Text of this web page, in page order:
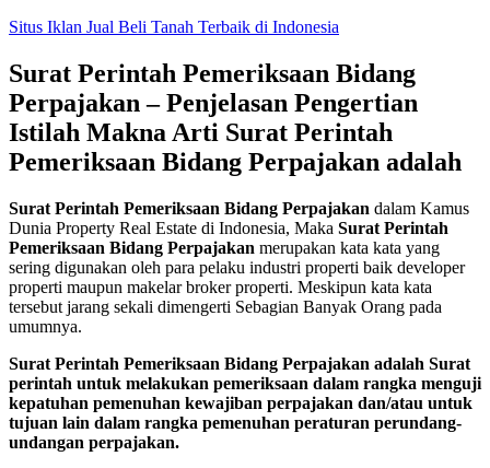
Skip
content
Situs Iklan Jual Beli Tanah Terbaik di Indonesia
Surat Perintah Pemeriksaan Bidang
Perpajakan – Penjelasan Pengertian
Istilah Makna Arti Surat Perintah
Pemeriksaan Bidang Perpajakan adalah
Surat Perintah Pemeriksaan Bidang Perpajakan dalam Kamus
Dunia Property Real Estate di Indonesia, Maka Surat Perintah
Pemeriksaan Bidang Perpajakan merupakan kata kata yang
sering digunakan oleh para pelaku industri properti baik developer
properti maupun makelar broker properti. Meskipun kata kata
tersebut jarang sekali dimengerti Sebagian Banyak Orang pada
umumnya.
Surat Perintah Pemeriksaan Bidang Perpajakan adalah Surat
perintah untuk melakukan pemeriksaan dalam rangka menguji
kepatuhan pemenuhan kewajiban perpajakan dan/atau untuk
tujuan lain dalam rangka pemenuhan peraturan perundang-
undangan perpajakan.